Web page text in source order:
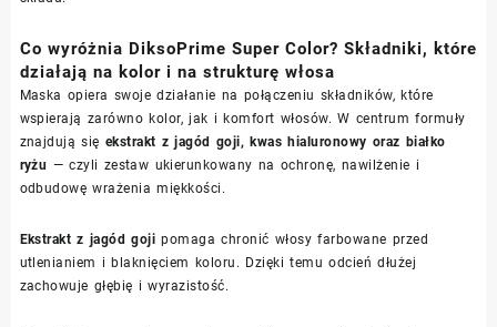
Co wyróżnia DiksoPrime Super Color? Składniki, które
działają na kolor i na strukturę włosa
Maska opiera swoje działanie na połączeniu składników, które
wspierają zarówno kolor, jak i komfort włosów. W centrum formuły
znajdują się ekstrakt z jagód goji, kwas hialuronowy oraz białko
ryżu — czyli zestaw ukierunkowany na ochronę, nawilżenie i
odbudowę wrażenia miękkości.
Ekstrakt z jagód goji pomaga chronić włosy farbowane przed
utlenianiem i blaknięciem koloru. Dzięki temu odcień dłużej
zachowuje głębię i wyrazistość.